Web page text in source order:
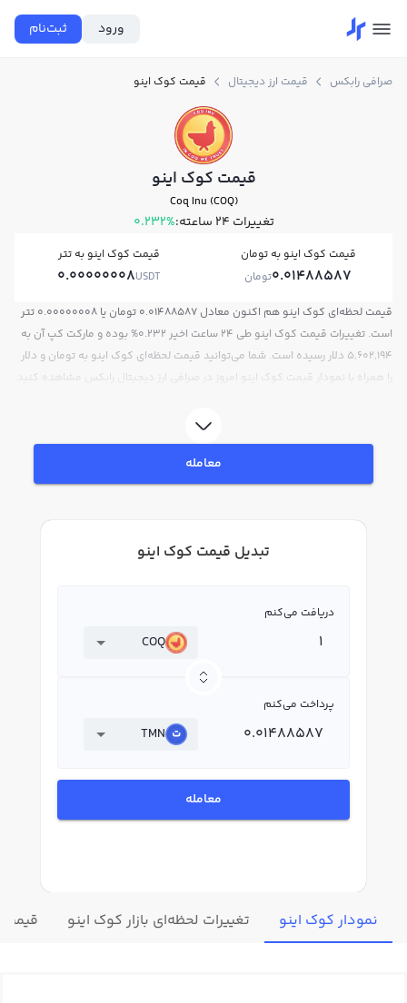
ورود ثبت‌نام
صرافی رابکس قیمت ارز دیجیتال قیمت کوک اینو
قیمت کوک اینو
Coq Inu (COQ)
تغییرات ۲۴ ساعته: 0.232%
قیمت کوک اینو به تومان
0.01488587تومان
قیمت کوک اینو به تتر
0.00000008USDT
قیمت لحظه‌ای کوک اینو هم اکنون معادل 0.01488587 تومان یا 0.00000008 تتر
است. تغییرات قیمت کوک اینو طی 24 ساعت اخیر 0.232% بوده و مارکت کپ آن به
5,602,194 دلار رسیده است. شما می‌توانید قیمت لحظه‌ای کوک اینو به تومان و دلار
را همراه با نمودار قیمت کوک اینو امروز در صرافی ارز دیجیتال رابکس مشاهده کنید.
معامله
تبدیل قیمت کوک اینو
دریافت می‌کنم
COQ
پرداخت می‌کنم
TMN
معامله
نمودار کوک اینو تغییرات لحظه‌ای بازار کوک اینو قیمت